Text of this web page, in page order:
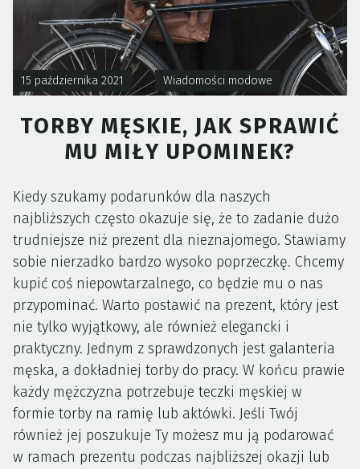
15 października 2021 Wiadomości modowe
TORBY MĘSKIE, JAK SPRAWIĆ
MU MIŁY UPOMINEK?
Kiedy szukamy podarunków dla naszych
najbliższych często okazuje się, że to zadanie dużo
trudniejsze niż prezent dla nieznajomego. Stawiamy
sobie nierzadko bardzo wysoko poprzeczkę. Chcemy
kupić coś niepowtarzalnego, co będzie mu o nas
przypominać. Warto postawić na prezent, który jest
nie tylko wyjątkowy, ale również elegancki i
praktyczny. Jednym z sprawdzonych jest galanteria
męska, a dokładniej torby do pracy. W końcu prawie
każdy mężczyzna potrzebuje teczki męskiej w
formie torby na ramię lub aktówki. Jeśli Twój
również jej poszukuje Ty możesz mu ją podarować
w ramach prezentu podczas najbliższej okazji lub